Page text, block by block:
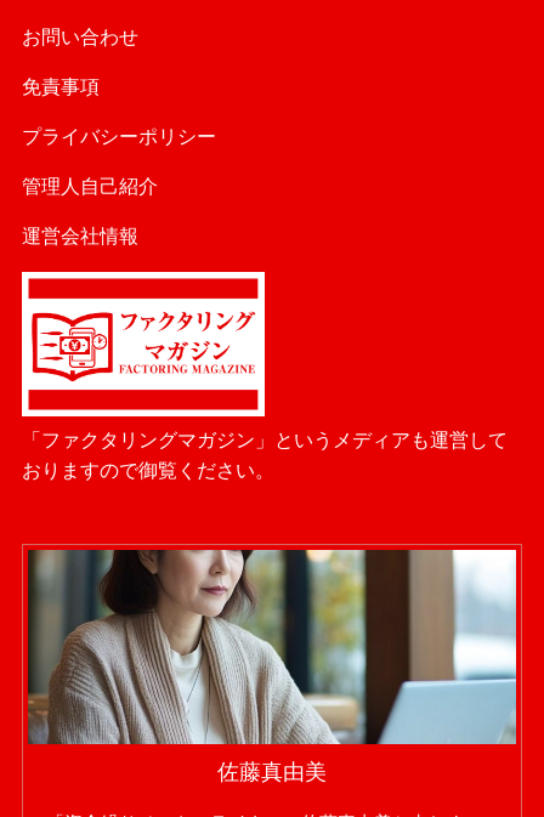
お問い合わせ
免責事項
プライバシーポリシー
管理人自己紹介
運営会社情報
「ファクタリングマガジン」というメディアも運営して
おりますので御覧ください。
佐藤真由美